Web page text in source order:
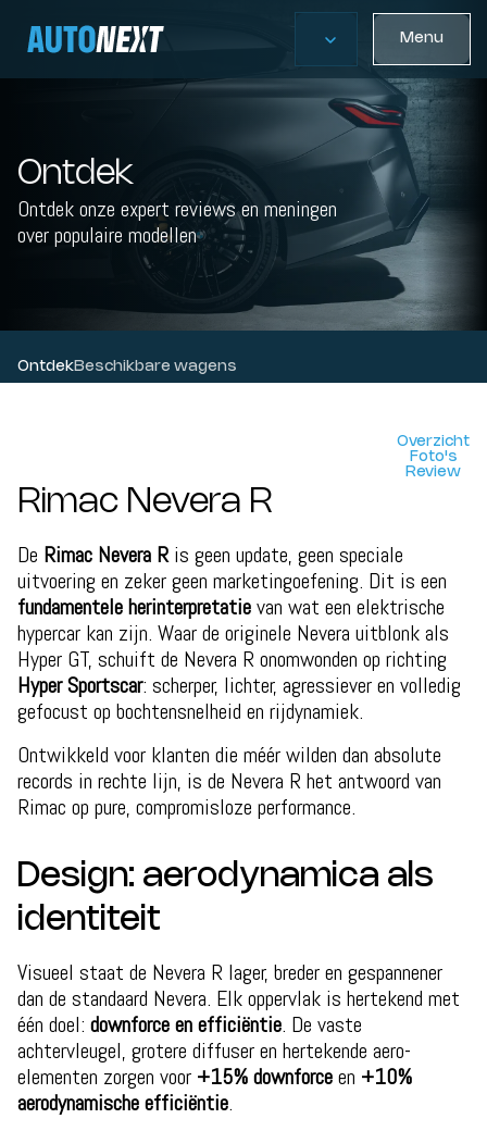
Menu
Ontdek
Ontdek onze expert reviews en meningen
over populaire modellen
OntdekBeschikbare wagens
Overzicht
Foto's
Review
Rimac Nevera R
De Rimac Nevera Ris geen update, geen speciale
uitvoering en zeker geen marketingoefening. Dit is een
fundamentele herinterpretatievan wat een elektrische
hypercar kan zijn. Waar de originele Nevera uitblonk als
Hyper GT, schuift de Nevera R onomwonden op richting
Hyper Sportscar: scherper, lichter, agressiever en volledig
gefocust op bochtensnelheid en rijdynamiek.
Ontwikkeld voor klanten die méér wilden dan absolute
records in rechte lijn, is de Nevera R het antwoord van
Rimac op pure, compromisloze performance.
Design: aerodynamica als
identiteit
Visueel staat de Nevera R lager, breder en gespannener
dan de standaard Nevera. Elk oppervlak is hertekend met
één doel: downforce en efficiëntie. De vaste
achtervleugel, grotere diffuser en hertekende aero-
elementen zorgen voor +15% downforceen +10%
aerodynamische efficiëntie.